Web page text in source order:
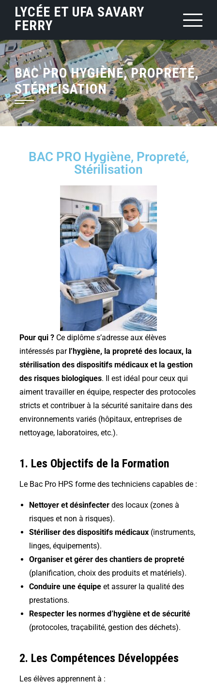
LYCÉE ET UFA SAVARY
FERRY
BAC PRO HYGIÈNE, PROPRETÉ,
STÉRILISATION
BAC PRO Hygiène, Propreté,
Stérilisation
Pour qui ? Ce diplôme s’adresse aux élèves
intéressés par l’hygiène, la propreté des locaux, la
stérilisation des dispositifs médicaux et la gestion
des risques biologiques. Il est idéal pour ceux qui
aiment travailler en équipe, respecter des protocoles
stricts et contribuer à la sécurité sanitaire dans des
environnements variés (hôpitaux, entreprises de
nettoyage, laboratoires, etc.).
1. Les Objectifs de la Formation
Le Bac Pro HPS forme des techniciens capables de :
Nettoyer et désinfecter des locaux (zones à
risques et non à risques).
Stériliser des dispositifs médicaux (instruments,
linges, équipements).
Organiser et gérer des chantiers de propreté
(planification, choix des produits et matériels).
Conduire une équipe et assurer la qualité des
prestations.
Respecter les normes d’hygiène et de sécurité
(protocoles, traçabilité, gestion des déchets).
2. Les Compétences Développées
Les élèves apprennent à :